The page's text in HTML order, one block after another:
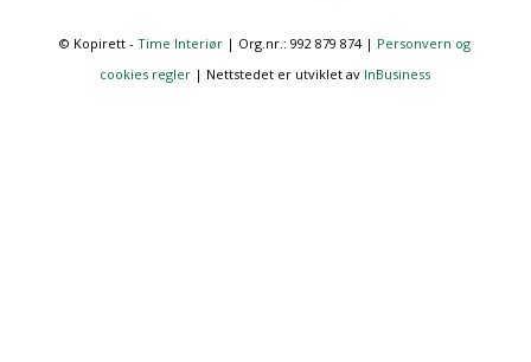
© Kopirett -Time Interiør | Org.nr.: 992 879 874 | Personvern og
cookies regler | Nettstedet er utviklet av InBusiness